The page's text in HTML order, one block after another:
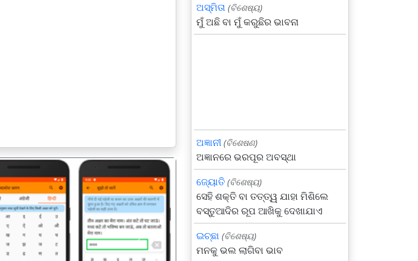
अगला
ଅସ୍ମିତା (ବିଶେଷ୍ୟ)
ମୁଁ ଅଛି ବା ମୁଁ କରୁଛିର ଭାବନା
ଅଜ୍ଞାନୀ (ବିଶେଷଣ)
ଅଜ୍ଞାନରେ ଭରପୂର ଅବସ୍ଥା
ଜ୍ୟୋତି (ବିଶେଷ୍ୟ)
ସେହି ଶକ୍ତି ବା ତତ୍ତ୍ୱ ଯାହା ମିଶିଲେ
ବସ୍ତୁଆଦିର ରୂପ ଆଖିକୁ ଦେଖାଯାଏ
ଇଚ୍ଛା (ବିଶେଷ୍ୟ)
ମନକୁ ଭଲ ଲାଗିବା ଭାବ